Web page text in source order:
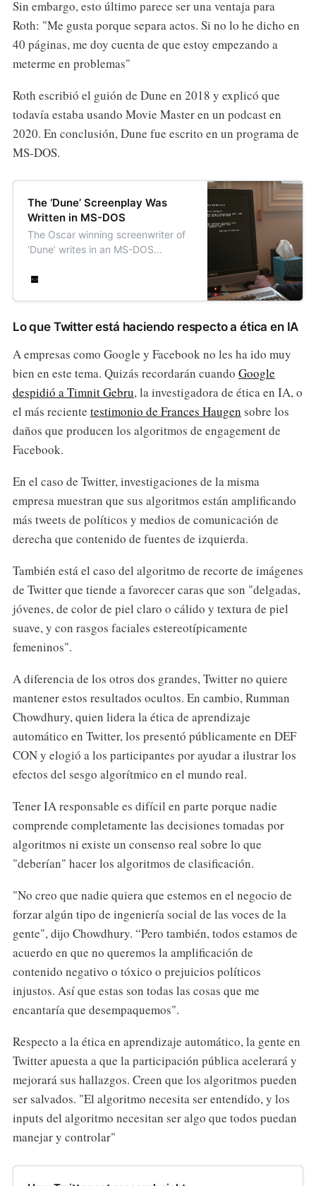
Sin embargo, esto último parece ser una ventaja para
Roth: "Me gusta porque separa actos. Si no lo he dicho en
40 páginas, me doy cuenta de que estoy empezando a
meterme en problemas"
Roth escribió el guión de Dune en 2018 y explicó que
todavía estaba usando Movie Master en un podcast en
2020. En conclusión, Dune fue escrito en un programa de
MS-DOS.
The ‘Dune’ Screenplay Was
Written in MS-DOS
The Oscar winning screenwriter of
‘Dune’ writes in an MS-DOS
pages in memory.
Lo que Twitter está haciendo respecto a ética en IA
A empresas como Google y Facebook no les ha ido muy
bien en este tema. Quizás recordarán cuando Google
despidió a Timnit Gebru, la investigadora de ética en IA, o
el más reciente testimonio de Frances Haugen sobre los
daños que producen los algoritmos de engagement de
Facebook.
En el caso de Twitter, investigaciones de la misma
empresa muestran que sus algoritmos están amplificando
más tweets de políticos y medios de comunicación de
derecha que contenido de fuentes de izquierda.
También está el caso del algoritmo de recorte de imágenes
de Twitter que tiende a favorecer caras que son "delgadas,
jóvenes, de color de piel claro o cálido y textura de piel
suave, y con rasgos faciales estereotípicamente
femeninos".
A diferencia de los otros dos grandes, Twitter no quiere
mantener estos resultados ocultos. En cambio, Rumman
Chowdhury, quien lidera la ética de aprendizaje
automático en Twitter, los presentó públicamente en DEF
CON y elogió a los participantes por ayudar a ilustrar los
efectos del sesgo algorítmico en el mundo real.
Tener IA responsable es difícil en parte porque nadie
comprende completamente las decisiones tomadas por
algoritmos ni existe un consenso real sobre lo que
"deberían" hacer los algoritmos de clasificación.
"No creo que nadie quiera que estemos en el negocio de
forzar algún tipo de ingeniería social de las voces de la
gente", dijo Chowdhury. “Pero también, todos estamos de
acuerdo en que no queremos la amplificación de
contenido negativo o tóxico o prejuicios políticos
injustos. Así que estas son todas las cosas que me
encantaría que desempaquemos".
Respecto a la ética en aprendizaje automático, la gente en
Twitter apuesta a que la participación pública acelerará y
mejorará sus hallazgos. Creen que los algoritmos pueden
ser salvados. "El algoritmo necesita ser entendido, y los
inputs del algoritmo necesitan ser algo que todos puedan
manejar y controlar"